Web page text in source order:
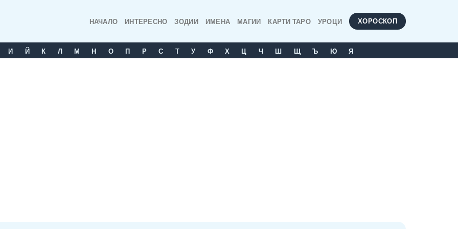
НАЧАЛО ИНТЕРЕСНО ЗОДИИ ИМЕНА МАГИИ КАРТИ ТАРО УРОЦИ ХОРОСКОП
И Й К Л М Н О П Р С T У Ф Х Ц Ч Ш Щ Ъ Ю Я